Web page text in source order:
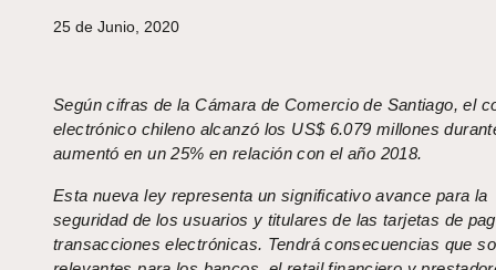
25 de Junio, 2020
Según cifras de la Cámara de Comercio de Santiago, el
electrónico chileno alcanzó los US$ 6.079 millones
aumentó en un 25% en relación con el año 2018.
Esta nueva ley representa un significativo avance para la
seguridad de los usuarios y titulares de las tarjetas de
transacciones electrónicas. Tendrá consecuencias que